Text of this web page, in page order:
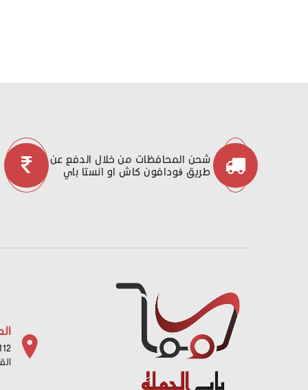
شحن المحافظات من خلال الدفع عن
طريق ڤودافون كاش او انستا باي
112 شارع باب